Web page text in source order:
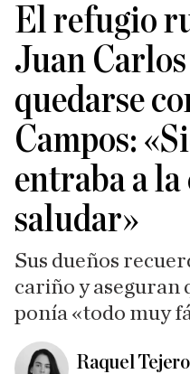
El refugio
Juan
quedarse
Campos:
entraba a la
saludar»
Sus dueños
cariño y aseguran
ponía «todo muy
Raquel Tejero